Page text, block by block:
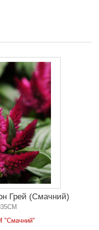
Грей (Смачний)
"Смачний"